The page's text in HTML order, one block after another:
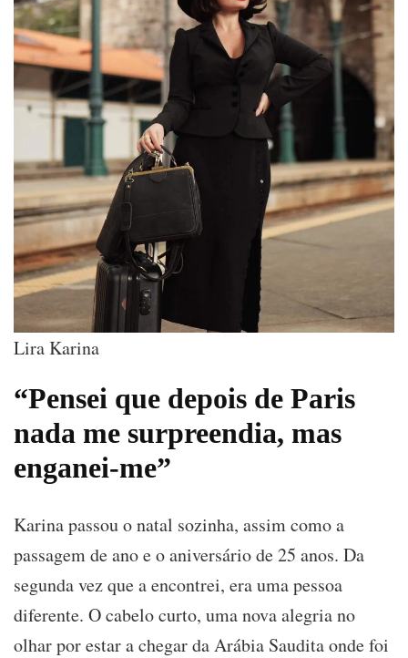
Lira Karina
“Pensei que depois de Paris
nada me surpreendia, mas
enganei-me”
Karina passou o natal sozinha, assim como a
passagem de ano e o aniversário de 25 anos. Da
segunda vez que a encontrei, era uma pessoa
diferente. O cabelo curto, uma nova alegria no
olhar por estar a chegar da Arábia Saudita onde foi